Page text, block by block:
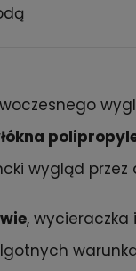
wygląd przez
, wycieraczka